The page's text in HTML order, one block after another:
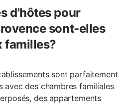
d'hôtes pour
sont-elles
familles?
sont parfaitement
avec des chambres familiales
des appartements